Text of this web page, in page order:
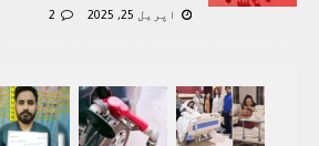
اپریل 25, 2025 2